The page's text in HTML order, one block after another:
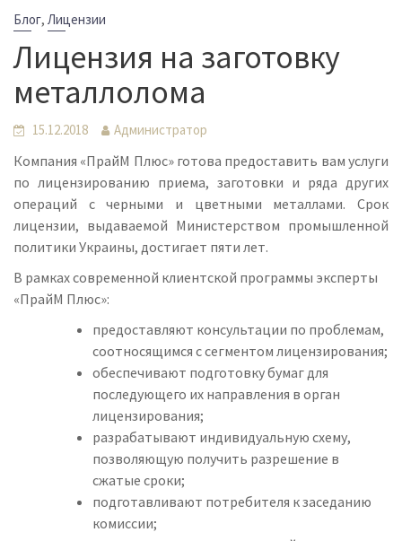
Блог, Лицензии
Лицензия на заготовку
металлолома
15.12.2018 Администратор
Компания «ПрайМ Плюс» готова предоставить вам услуги
по лицензированию приема, заготовки и ряда других
операций с черными и цветными металлами. Срок
лицензии, выдаваемой Министерством промышленной
политики Украины, достигает пяти лет.
В рамках современной клиентской программы эксперты
«ПрайМ Плюс»:
предоставляют консультации по проблемам,
соотносящимся с сегментом лицензирования;
обеспечивают подготовку бумаг для
последующего их направления в орган
лицензирования;
разрабатывают индивидуальную схему,
позволяющую получить разрешение в
сжатые сроки;
подготавливают потребителя к заседанию
комиссии;